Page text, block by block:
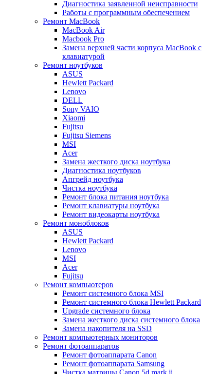
Диагностика заявленной неисправности
Работы с программным обеспечением
Ремонт MacBook
MacBook Air
Macbook Pro
Замена верхней части корпуса MacBook с
клавиатурой
Ремонт ноутбуков
ASUS
Hewlett Packard
Lenovo
DELL
Sony VAIO
Xiaomi
Fujitsu
Fujitsu Siemens
MSI
Acer
Замена жесткого диска ноутбука
Диагностика ноутбуков
Апгрейд ноутбука
Чистка ноутбука
Ремонт блока питания ноутбука
Ремонт клавиатуры ноутбука
Ремонт видеокарты ноутбука
Ремонт моноблоков
ASUS
Hewlett Packard
Lenovo
MSI
Acer
Fujitsu
Ремонт компьютеров
Ремонт системного блока MSI
Ремонт системного блока Hewlett Packard
Upgrade системного блока
Замена жесткого диска системного блока
Замена накопителя на SSD
Ремонт компьютерных мониторов
Ремонт фотоаппаратов
Ремонт фотоаппарата Canon
Ремонт фотоаппарата Samsung
Чистка матрицы Canon 5d mark ii